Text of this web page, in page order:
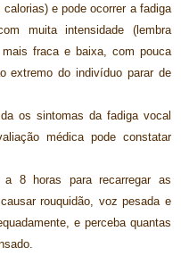
e pode ocorrer a fadiga
muita intensidade (lembra
fraca e baixa, com pouca
extremo do indivíduo parar de
os sintomas da fadiga vocal
médica pode constatar
8 horas para recarregar as
rouquidão, voz pesada e
e perceba quantas